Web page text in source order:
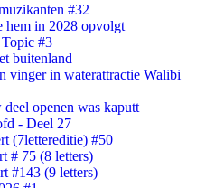
#32
hem in 2028 opvolgt
#3
buitenland
vinger in waterattractie Walibi
openen was kaputt
- Deel 27
(7lettereditie) #50
# 75 (8 letters)
#143 (9 letters)